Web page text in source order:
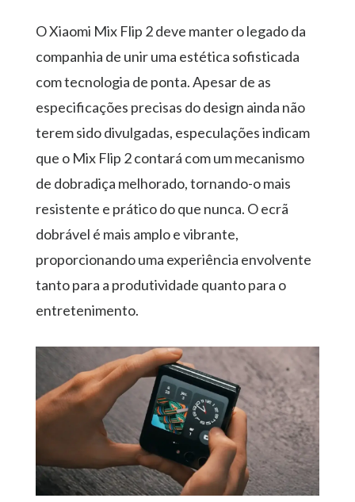
O Xiaomi Mix Flip 2 deve manter o legado da
companhia de unir uma estética sofisticada
com tecnologia de ponta. Apesar de as
especificações precisas do design ainda não
terem sido divulgadas, especulações indicam
que o Mix Flip 2 contará com um mecanismo
de dobradiça melhorado, tornando-o mais
resistente e prático do que nunca. O ecrã
dobrável é mais amplo e vibrante,
proporcionando uma experiência envolvente
tanto para a produtividade quanto para o
entretenimento.